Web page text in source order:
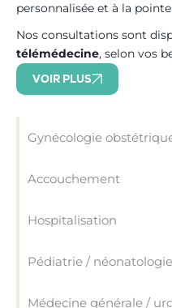
Gynécologie
Accouchement
Hospitalisation
Pédiatrie / néonatologie
Médecine générale /
personnalisée et à la
Nos consultations sont
télémédecine, selon vos
VOIR PLUS